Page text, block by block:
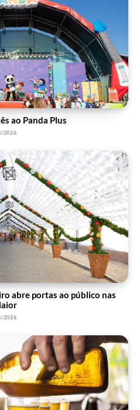
ao Panda Plus
2026
abre portas ao público nas
2026